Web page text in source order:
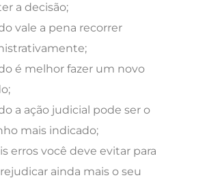
a decisão;
vale a pena recorrer
é melhor fazer um novo
a ação judicial pode ser o
mais indicado;
erros você deve evitar para
ainda mais o seu